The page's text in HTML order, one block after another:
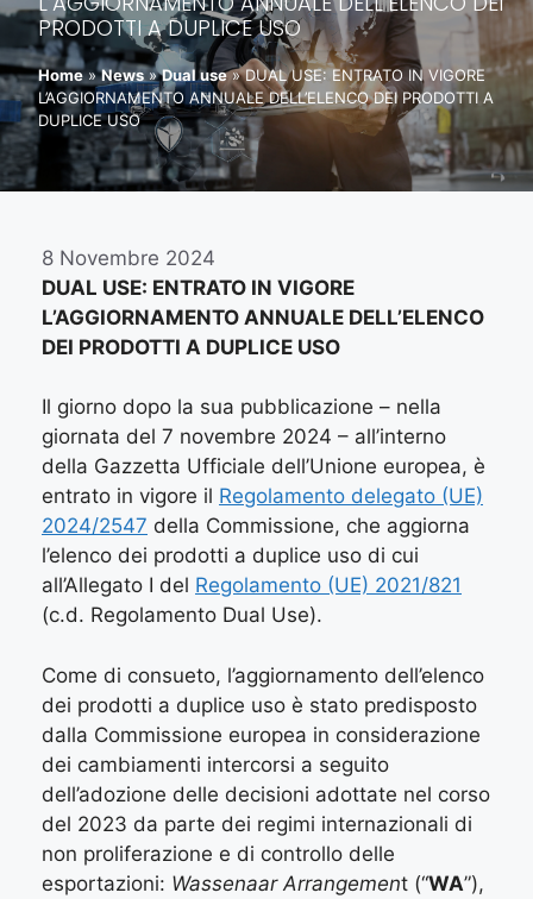
PRODOTTI A DUPLICE USO
Home » News » Dual use » DUAL USE: ENTRATO IN VIGORE
L’AGGIORNAMENTO ANNUALE DELL’ELENCO DEI PRODOTTI A
DUPLICE USO
8 Novembre 2024
DUAL USE: ENTRATO IN VIGORE
L’AGGIORNAMENTO ANNUALE DELL’ELENCO
DEI PRODOTTI A DUPLICE USO
Il giorno dopo la sua pubblicazione – nella
giornata del 7 novembre 2024 – all’interno
della Gazzetta Ufficiale dell’Unione europea, è
entrato in vigore il Regolamento delegato (UE)
2024/2547 della Commissione, che aggiorna
l’elenco dei prodotti a duplice uso di cui
all’Allegato I del Regolamento (UE) 2021/821
(c.d. Regolamento Dual Use).
Come di consueto, l’aggiornamento dell’elenco
dei prodotti a duplice uso è stato predisposto
dalla Commissione europea in considerazione
dei cambiamenti intercorsi a seguito
dell’adozione delle decisioni adottate nel corso
del 2023 da parte dei regimi internazionali di
non proliferazione e di controllo delle
esportazioni: Wassenaar Arrangement (“WA”),